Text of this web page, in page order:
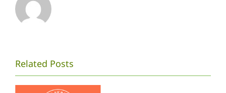
Related Posts
DAFTAR